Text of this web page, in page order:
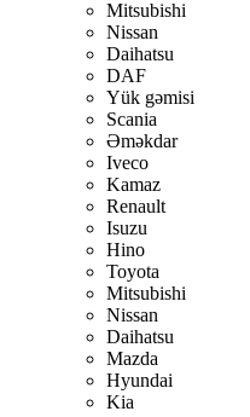
Mitsubishi
Nissan
Daihatsu
DAF
Yük gəmisi
Scania
Əməkdar
Iveco
Kamaz
Renault
Isuzu
Hino
Toyota
Mitsubishi
Nissan
Daihatsu
Mazda
Hyundai
Kia